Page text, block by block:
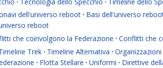
· Tecnologia dello Specchio ·
Timeline dello
dell'universo reboot · Basi dell'universo
reboot
che coinvolgono la Federazione · Conflitti che
Trek · Timeline Alternativa · Organizzazioni
· Flotta Stellare · Uniformi · Direttive